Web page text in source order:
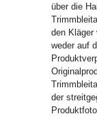
über die
den Kläger
weder auf
der